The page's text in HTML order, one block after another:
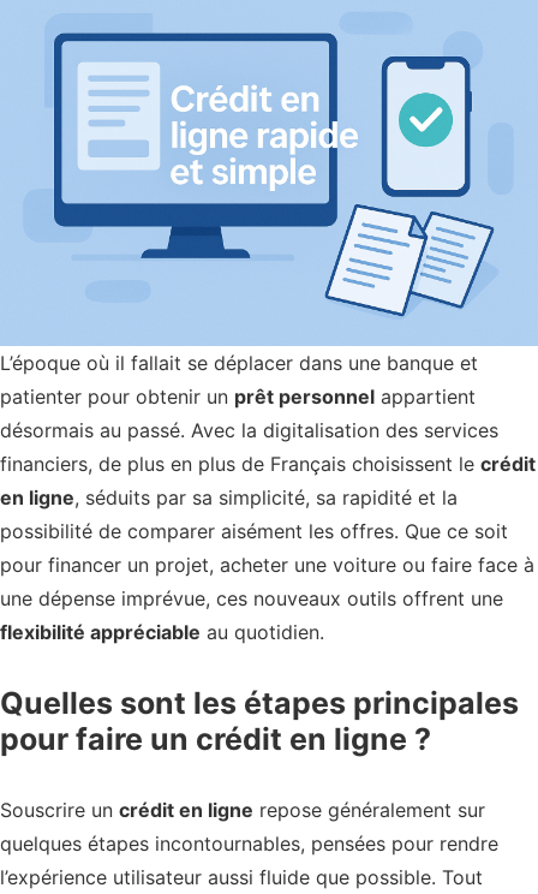
L’époque où il fallait se déplacer dans une banque et
patienter pour obtenir un prêt personnel appartient
désormais au passé. Avec la digitalisation des services
financiers, de plus en plus de Français choisissent le crédit
en ligne, séduits par sa simplicité, sa rapidité et la
possibilité de comparer aisément les offres. Que ce soit
pour financer un projet, acheter une voiture ou faire face à
une dépense imprévue, ces nouveaux outils offrent une
flexibilité appréciable au quotidien.
Quelles sont les étapes principales
pour faire un crédit en ligne ?
Souscrire un crédit en ligne repose généralement sur
quelques étapes incontournables, pensées pour rendre
l’expérience utilisateur aussi fluide que possible. Tout